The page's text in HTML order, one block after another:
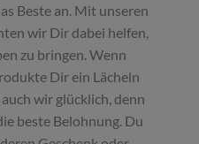
Beste an. Mit unseren
wir Dir dabei helfen,
zu bringen. Wenn
Dir ein Lächeln
wir glücklich, denn
beste Belohnung. Du